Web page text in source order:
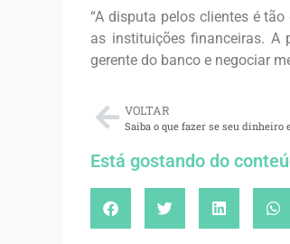
“A disputa pelos clientes é
as instituições financeiras. A
gerente do banco e negociar
VOLTAR
Está gostando do